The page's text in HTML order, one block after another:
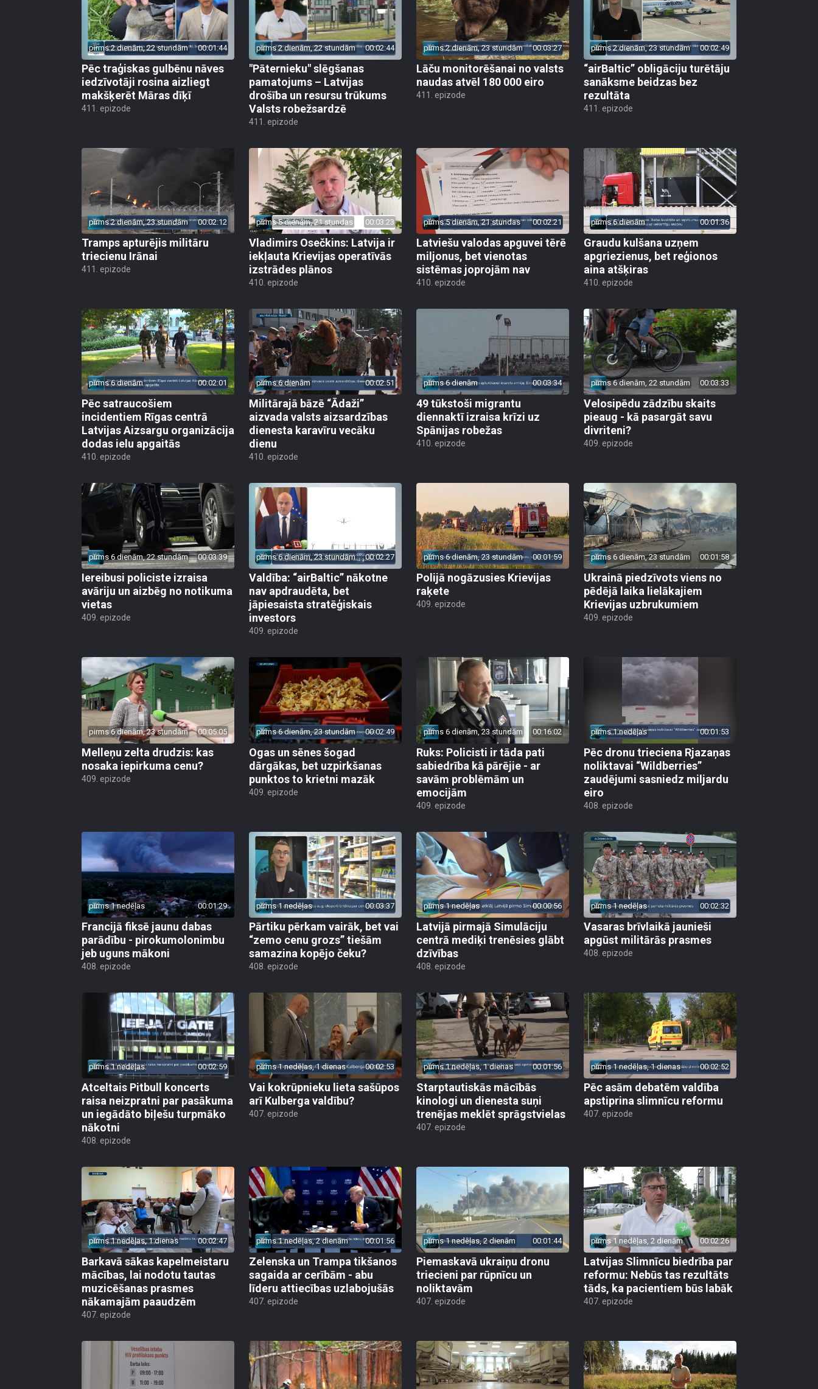
pirms 2 dienām, 22 stundām 00:01:44
Pēc traģiskas gulbēnu nāves
iedzīvotāji rosina aizliegt
makšķerēt Māras dīķī
411. epizode
pirms 2 dienām, 22 stundām 00:02:44
"Pāternieku" slēgšanas
pamatojums – Latvijas
drošība un resursu trūkums
Valsts robežsardzē
411. epizode
pirms 2 dienām, 23 stundām 00:03:27
Lāču monitorēšanai no valsts
naudas atvēl 180 000 eiro
411. epizode
pirms 2 dienām, 23 stundām 00:02:49
“airBaltic” obligāciju turētāju
sanāksme beidzas bez
rezultāta
411. epizode
pirms 2 dienām, 23 stundām 00:02:12
Tramps apturējis militāru
triecienu Irānai
411. epizode
pirms 5 dienām, 21 stundas 00:03:23
Vladimirs Osečkins: Latvija ir
iekļauta Krievijas operatīvās
izstrādes plānos
410. epizode
pirms 5 dienām, 21 stundas 00:02:21
Latviešu valodas apguvei tērē
miljonus, bet vienotas
sistēmas joprojām nav
410. epizode
pirms 6 dienām 00:01:36
Graudu kulšana uzņem
apgriezienus, bet reģionos
aina atšķiras
410. epizode
pirms 6 dienām 00:02:01
Pēc satraucošiem
incidentiem Rīgas centrā
Latvijas Aizsargu organizācija
dodas ielu apgaitās
410. epizode
pirms 6 dienām 00:02:51
Militārajā bāzē “Ādaži”
aizvada valsts aizsardzības
dienesta karavīru vecāku
dienu
410. epizode
pirms 6 dienām 00:03:34
49 tūkstoši migrantu
diennaktī izraisa krīzi uz
Spānijas robežas
410. epizode
pirms 6 dienām, 22 stundām 00:03:33
Velosipēdu zādzību skaits
pieaug - kā pasargāt savu
divriteni?
409. epizode
pirms 6 dienām, 22 stundām 00:03:39
Iereibusi policiste izraisa
avāriju un aizbēg no notikuma
vietas
409. epizode
pirms 6 dienām, 23 stundām 00:02:27
Valdība: “airBaltic” nākotne
nav apdraudēta, bet
jāpiesaista stratēģiskais
investors
409. epizode
pirms 6 dienām, 23 stundām 00:01:59
Polijā nogāzusies Krievijas
raķete
409. epizode
pirms 6 dienām, 23 stundām 00:01:58
Ukrainā piedzīvots viens no
pēdējā laika lielākajiem
Krievijas uzbrukumiem
409. epizode
pirms 6 dienām, 23 stundām 00:05:05
Melleņu zelta drudzis: kas
nosaka iepirkuma cenu?
409. epizode
pirms 6 dienām, 23 stundām 00:02:49
Ogas un sēnes šogad
dārgākas, bet uzpirkšanas
punktos to krietni mazāk
409. epizode
pirms 6 dienām, 23 stundām 00:16:02
Ruks: Policisti ir tāda pati
sabiedrība kā pārējie - ar
savām problēmām un
emocijām
409. epizode
pirms 1 nedēļas 00:01:53
Pēc dronu trieciena Rjazaņas
noliktavai “Wildberries”
zaudējumi sasniedz miljardu
eiro
408. epizode
pirms 1 nedēļas 00:01:29
Francijā fiksē jaunu dabas
parādību - pirokumolonimbu
jeb uguns mākoni
408. epizode
pirms 1 nedēļas 00:03:37
Pārtiku pērkam vairāk, bet vai
“zemo cenu grozs” tiešām
samazina kopējo čeku?
408. epizode
pirms 1 nedēļas 00:00:56
Latvijā pirmajā Simulāciju
centrā mediķi trenēsies glābt
dzīvības
408. epizode
pirms 1 nedēļas 00:02:32
Vasaras brīvlaikā jaunieši
apgūst militārās prasmes
408. epizode
pirms 1 nedēļas 00:02:59
Atceltais Pitbull koncerts
raisa neizpratni par pasākuma
un iegādāto biļešu turpmāko
nākotni
408. epizode
pirms 1 nedēļas, 1 dienas 00:02:53
Vai kokrūpnieku lieta sašūpos
arī Kulberga valdību?
407. epizode
pirms 1 nedēļas, 1 dienas 00:01:56
Starptautiskās mācībās
kinologi un dienesta suņi
trenējas meklēt sprāgstvielas
407. epizode
pirms 1 nedēļas, 1 dienas 00:02:52
Pēc asām debatēm valdība
apstiprina slimnīcu reformu
407. epizode
pirms 1 nedēļas, 1 dienas 00:02:47
Barkavā sākas kapelmeistaru
mācības, lai nodotu tautas
muzicēšanas prasmes
nākamajām paaudzēm
407. epizode
pirms 1 nedēļas, 2 dienām 00:01:56
Zelenska un Trampa tikšanos
sagaida ar cerībām - abu
līderu attiecības uzlabojušās
407. epizode
pirms 1 nedēļas, 2 dienām 00:01:44
Piemaskavā ukraiņu dronu
triecieni par rūpnīcu un
noliktavām
407. epizode
pirms 1 nedēļas, 2 dienām 00:02:26
Latvijas Slimnīcu biedrība par
reformu: Nebūs tas rezultāts
tāds, ka pacientiem būs labāk
407. epizode